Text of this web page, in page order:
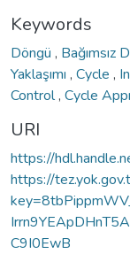
Keywords
Döngü , Bağımsız
Yaklaşımı , Cycle ,
Control, Cycle
URI
https://
https://
C9I0EwB